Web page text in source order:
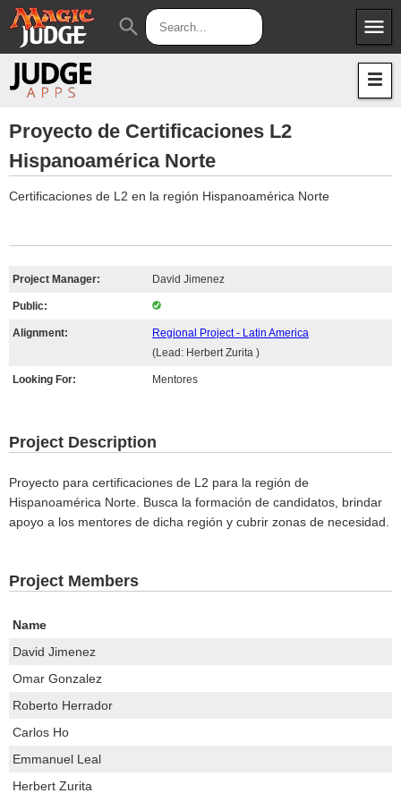
menu
Apps
Judges
JAR
search
Proyecto de Certificaciones L2
Hispanoamérica Norte
Certificaciones de L2 en la región Hispanoamérica Norte
Project Manager: David Jimenez
Public:
Alignment:
Regional Project - Latin America
(Lead: Herbert Zurita )
Looking For: Mentores
Project Description
Proyecto para certificaciones de L2 para la región de
Hispanoamérica Norte. Busca la formación de candidatos, brindar
apoyo a los mentores de dicha región y cubrir zonas de necesidad.
Project Members
Name
David Jimenez
Omar Gonzalez
Roberto Herrador
Carlos Ho
Emmanuel Leal
Herbert Zurita